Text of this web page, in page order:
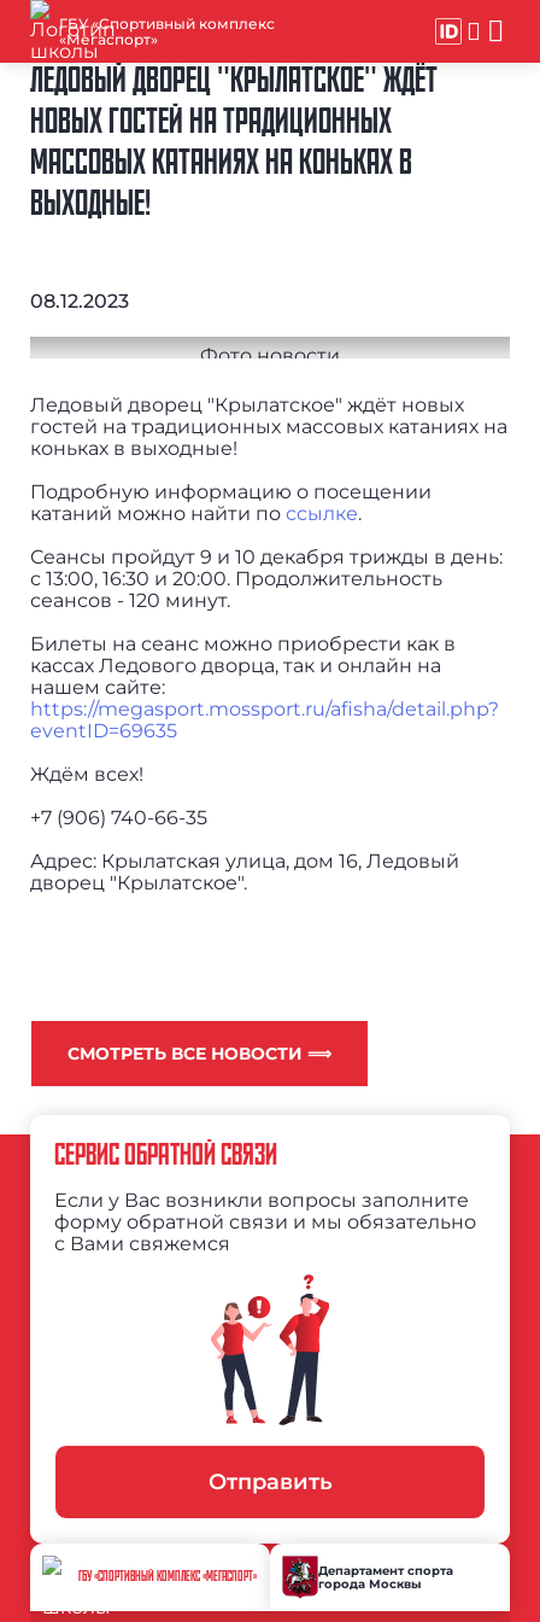
ГБУ «Спортивный комплекс
«Мегаспорт»
ЛЕДОВЫЙ ДВОРЕЦ "КРЫЛАТСКОЕ" ЖДЁТ
НОВЫХ ГОСТЕЙ НА ТРАДИЦИОННЫХ
МАССОВЫХ КАТАНИЯХ НА КОНЬКАХ В
ВЫХОДНЫЕ!
08.12.2023
Ледовый дворец "Крылатское" ждёт новых
гостей на традиционных массовых катаниях на
коньках в выходные!
Подробную информацию о посещении
катаний можно найти поссылке.
Сеансы пройдут 9 и 10 декабря трижды в день:
с 13:00, 16:30 и 20:00. Продолжительность
сеансов - 120 минут.
Билеты на сеанс можно приобрести как в
кассах Ледового дворца, так и онлайн на
нашем сайте:
https://megasport.mossport.ru/afisha/detail.php?
eventID=69635
Ждём всех!
+7 (906) 740-66-35
Адрес: Крылатская улица, дом 16, Ледовый
дворец "Крылатское".
СМОТРЕТЬ ВСЕ НОВОСТИ ⟹
СЕРВИС ОБРАТНОЙ СВЯЗИ
Если у Вас возникли вопросы заполните
форму обратной связи и мы обязательно
с Вами свяжемся
Отправить
ГБУ «СПОРТИВНЫЙ КОМПЛЕКС «МЕГАСПОРТ»
Департамент спорта
города Москвы